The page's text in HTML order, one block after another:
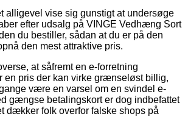
alligevel vise sig gunstigt at undersøge
efter udsalg på VINGE Vedhæng Sort
du bestiller, sådan at du er på den
den mest attraktive pris.
at såfremt en e-forretning
en pris der kan virke grænseløst billig,
være en varsel om en svindel e-
gængse betalingskort er dog indbefattet
dækker folk overfor falske shops på